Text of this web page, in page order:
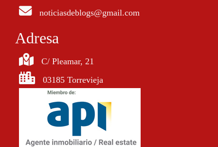
noticiasdeblogs@gmail.com
Adresa
C/ Pleamar, 21
03185 Torrevieja